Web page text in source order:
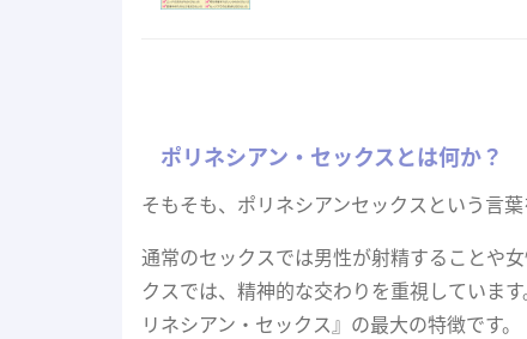
ポリネシアン・セックスとは何か？
そもそも、ポリネシアンセックスという言
通常のセックスでは男性が射精することや
クスでは、精神的な交わりを重視しています
リネシアン・セックス』の最大の特徴です。